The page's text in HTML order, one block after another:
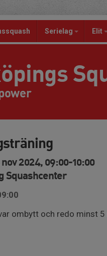
Serielag Elit
2024, 09:00-10:00
Squashcenter
ombytt och redo minst